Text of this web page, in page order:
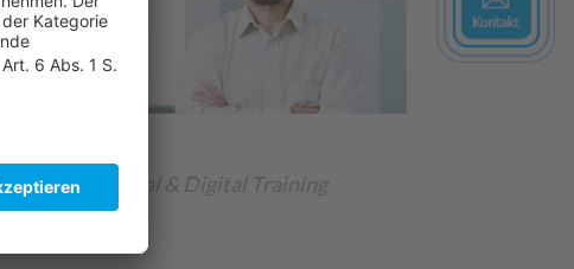
Head of Personal & Digital Training